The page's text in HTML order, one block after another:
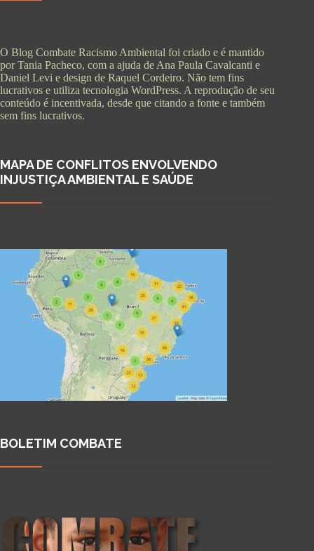
O Blog Combate Racismo Ambiental foi criado e é mantido
por Tania Pacheco, com a ajuda de Ana Paula Cavalcanti e
Daniel Levi e design de Raquel Cordeiro. Não tem fins
lucrativos e utiliza tecnologia WordPress. A reprodução de seu
conteúdo é incentivada, desde que citando a fonte e também
sem fins lucrativos.
MAPA DE CONFLITOS ENVOLVENDO
INJUSTIÇA AMBIENTAL E SAÚDE
BOLETIM COMBATE